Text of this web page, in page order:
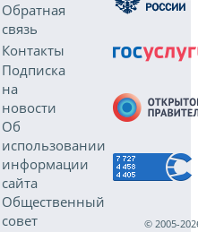
Обратная
связь
Контакты
Подписка
на
новости
Об
использовании
информации
сайта
Общественный
совет
© 2005-